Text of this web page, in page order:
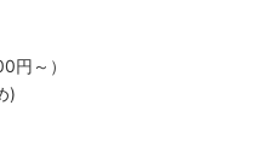
円～）
)